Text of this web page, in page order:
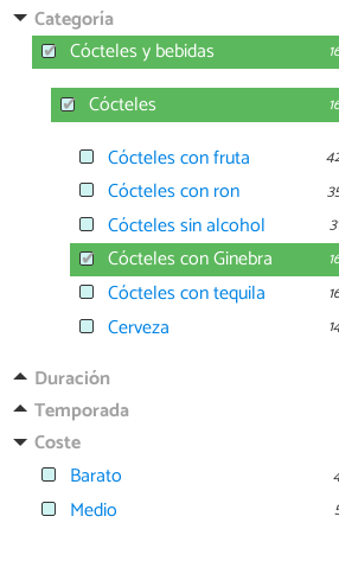
Categoría
Cócteles y bebidas
Cócteles
Cócteles con fruta
Cócteles con ron
Cócteles sin alcohol
Cócteles con Ginebra
Cócteles con tequila
Cerveza
Duración
Temporada
Coste
Barato
Medio